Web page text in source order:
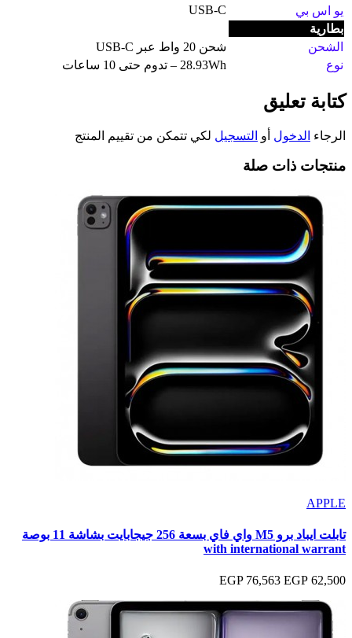
يو اس بي
USB-C
بطارية
الشحن
شحن 20 واط عبر USB-C
نوع
28.93Wh – تدوم حتى 10 ساعات
كتابة تعليق
الرجاء الدخول أو التسجيل لكي تتمكن من تقييم المنتج
منتجات ذات صلة
APPLE
تابلت ايباد برو M5 واي فاي بسعة 256 جيجابايت بشاشة 11 بوصة
with international warrant
62,500 EGP
76,563 EGP